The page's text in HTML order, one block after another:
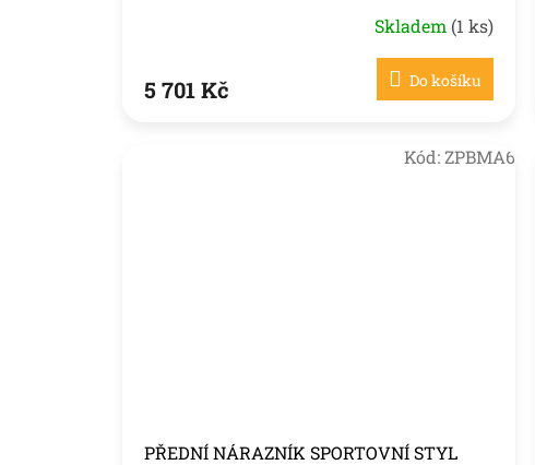
Skladem (1 ks)
5 701 Kč Do košíku
PŘEDNÍ NÁRAZNÍK SPORTOVNÍ STYL
Kód:ZPBMA6